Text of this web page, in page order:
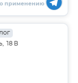
применению
18 В